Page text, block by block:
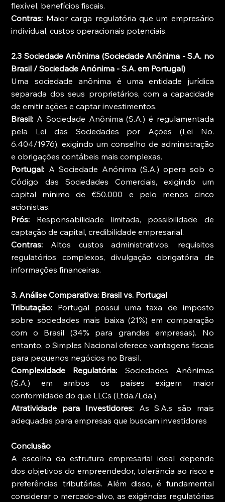
flexível, benefícios fiscais.
Contras: Maior carga regulatória que um empresário
individual, custos operacionais potenciais.
2.3 Sociedade Anônima (Sociedade Anônima - S.A. no
Brasil / Sociedade Anónima - S.A. em Portugal)
Uma sociedade anônima é uma entidade jurídica
separada dos seus proprietários, com a capacidade
de emitir ações e captar investimentos.
Brasil: A Sociedade Anônima (S.A.) é regulamentada
pela Lei das Sociedades por Ações (Lei No.
6.404/1976), exigindo um conselho de administração
e obrigações contábeis mais complexas.
Portugal: A Sociedade Anónima (S.A.) opera sob o
Código das Sociedades Comerciais, exigindo um
capital mínimo de €50.000 e pelo menos cinco
acionistas.
Prós: Responsabilidade limitada, possibilidade de
captação de capital, credibilidade empresarial.
Contras: Altos custos administrativos, requisitos
regulatórios complexos, divulgação obrigatória de
informações financeiras.
3. Análise Comparativa: Brasil vs. Portugal
Tributação: Portugal possui uma taxa de imposto
sobre sociedades mais baixa (21%) em comparação
com o Brasil (34% para grandes empresas). No
entanto, o Simples Nacional oferece vantagens fiscais
para pequenos negócios no Brasil.
Complexidade Regulatória: Sociedades Anônimas
(S.A.) em ambos os países exigem maior
conformidade do que LLCs (Ltda./Lda.).
Atratividade para Investidores: As S.A.s são mais
adequadas para empresas que buscam investidores
Conclusão
A escolha da estrutura empresarial ideal depende
dos objetivos do empreendedor, tolerância ao risco e
preferências tributárias. Além disso, é fundamental
considerar o mercado-alvo, as exigências regulatórias